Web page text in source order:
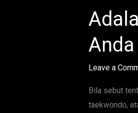
Anda
Leave a
Bila sebut
taekwondo,
Sebab
Kenapa
Sepak
Terbaik
Untuk